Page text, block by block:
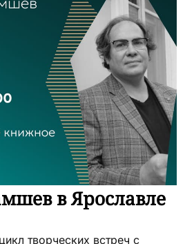
в Ярославле
творческих встреч с